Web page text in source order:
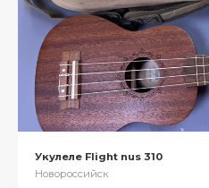
Укулеле Flight nus 310
Новороссийск